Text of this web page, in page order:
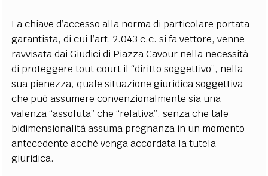
La chiave d’accesso alla norma di particolare portata
garantista, di cui l’art. 2.043 c.c. si fa vettore, venne
ravvisata dai Giudici di Piazza Cavour nella necessità
di proteggere tout court il “diritto soggettivo”, nella
sua pienezza, quale situazione giuridica soggettiva
che può assumere convenzionalmente sia una
valenza “assoluta” che “relativa”, senza che tale
bidimensionalità assuma pregnanza in un momento
antecedente acché venga accordata la tutela
giuridica.